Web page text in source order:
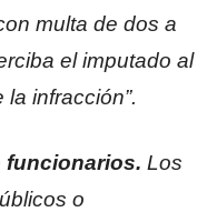
multa de dos a
el imputado al
infracción”.
funcionarios. Los
o